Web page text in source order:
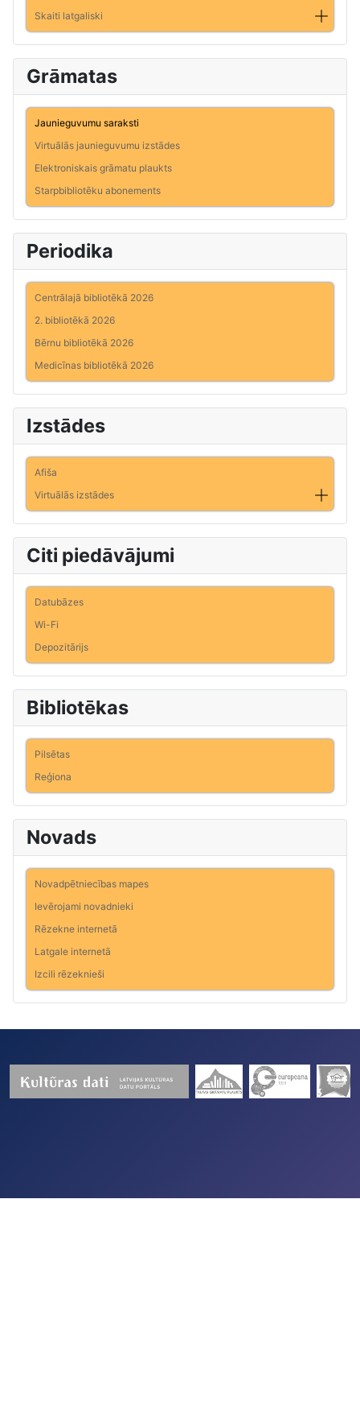
Skaiti latgaliski
Grāmatas
Jaunieguvumu saraksti
Virtuālās jaunieguvumu izstādes
Elektroniskais grāmatu plaukts
Starpbibliotēku abonements
Periodika
Centrālajā bibliotēkā 2026
2. bibliotēkā 2026
Bērnu bibliotēkā 2026
Medicīnas bibliotēkā 2026
Izstādes
Afiša
Virtuālās izstādes
Citi piedāvājumi
Datubāzes
Wi-Fi
Depozitārijs
Bibliotēkas
Pilsētas
Reģiona
Novads
Novadpētniecības mapes
Ievērojami novadnieki
Rēzekne internetā
Latgale internetā
Izcili rēzeknieši